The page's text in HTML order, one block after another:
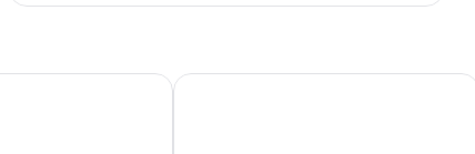
ChambreAll Inclusive
Sensatori All InclusiveLiberty Fabay - All Inclusive